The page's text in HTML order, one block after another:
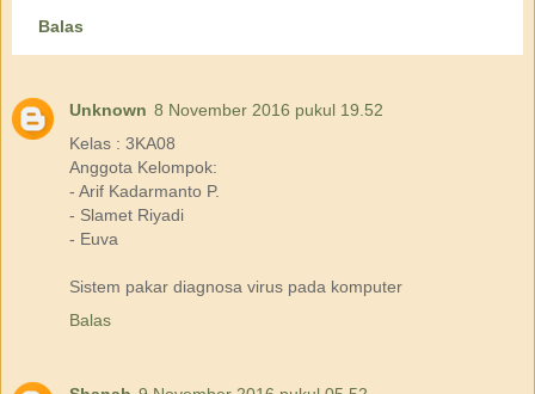
Balas
Unknown 8 November 2016 pukul 19.52
Kelas : 3KA08
Anggota Kelompok:
- Arif Kadarmanto P.
- Slamet Riyadi
- Euva
Sistem pakar diagnosa virus pada komputer
Balas